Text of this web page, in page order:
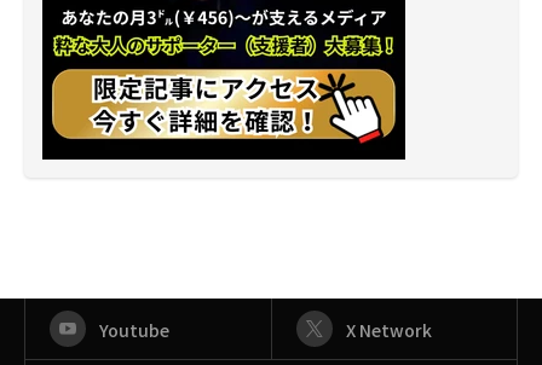
Youtube X Network